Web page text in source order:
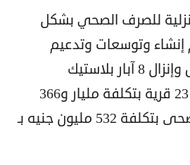
للصرف الصحي بشكل
إنشاء وتوسعات وتدعيم
وإحلال وتجديد شبكات مياه الشرب بأطوال 122 كيلو متراً ودق وإنزال 8 آبار بلاستيك
بطلمبات غاطسة 60 لتر ثانية وتوريد معدات وتغيير محابس بـ 23 قرية بتكلفة مليار و366
مليون جنيه بالإضافة إلى إنشاء 3 محطات معالجة للصرف الصحى بتكلفة 532 مليون جنيه بـ